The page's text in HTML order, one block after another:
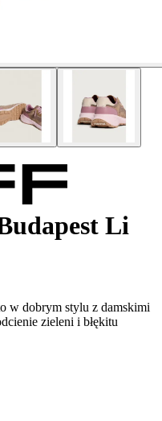
Li
w dobrym stylu z damskimi
zieleni i błękitu